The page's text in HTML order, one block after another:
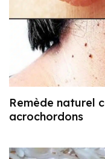
Remède naturel
acrochordons